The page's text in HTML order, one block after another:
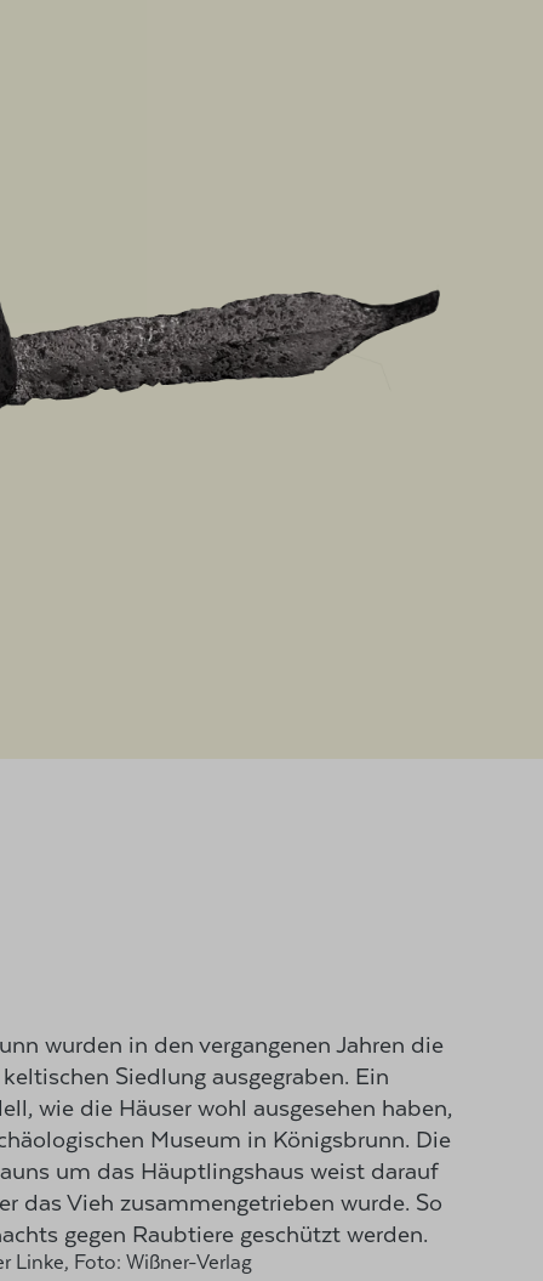
wurden in den vergangenen Jahren die
Siedlung ausgegraben. Ein
wie die Häuser wohl ausgesehen haben,
Museum in Königsbrunn. Die
um das Häuptlingshaus weist darauf
das Vieh zusammengetrieben wurde. So
gegen Raubtiere geschützt werden.
Linke, Foto: Wißner-Verlag